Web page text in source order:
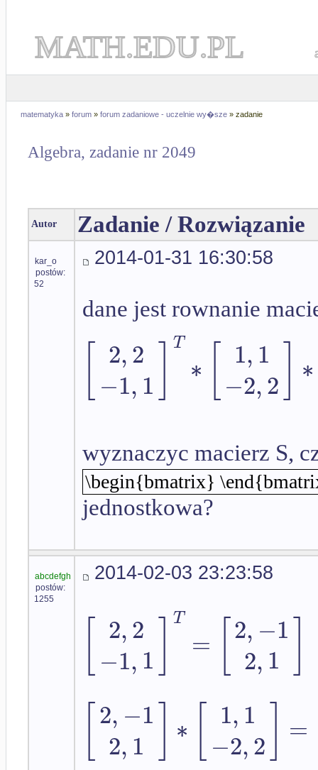
MATH.EDU.PL
matematyka » forum » forum zadaniowe - uczelnie wy�sze » zadanie
Algebra, zadanie nr 2049
Autor Zadanie / Rozwiązanie
kar_o
postów:
52
2014-01-31 16:30:58
dane jest rownanie
2,2
−1,1
T
∗ 1,1
−2,2 ∗
wyznaczyc macierz S,
\begin{bmatrix}
jednostkowa?
abcdefgh
postów:
1255
2014-02-03 23:23:58
2,2
−1,1
T
= 2,−1
2,1
2,−1
2,1 ∗ 1,1
−2,2 =